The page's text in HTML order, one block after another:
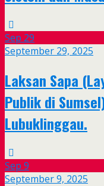
Sep 29
September 29, 2025
Laksan Sapa
Publik di
Lubuklinggau.
Sep 9
September 9, 2025